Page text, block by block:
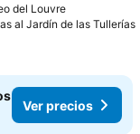
del Louvre
al Jardín de las Tullerías
Ver precios